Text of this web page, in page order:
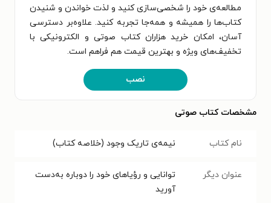
مطالعه‌ی خود را شخصی‌سازی کنید و لذت خواندن و شنیدن
کتاب‌ها را همیشه و همه‌جا تجربه کنید. علاوه‌بر دسترسی
آسان، امکان خرید هزاران کتاب صوتی و الکترونیکی با
تخفیف‌های ویژه و بهترین قیمت هم فراهم است.
نصب
مشخصات کتاب صوتی
نام کتاب نیمه‌ی تاریک وجود (خلاصه کتاب)
عنوان دیگر
توانایی و رؤیاهای خود را دوباره به‌دست
آورید